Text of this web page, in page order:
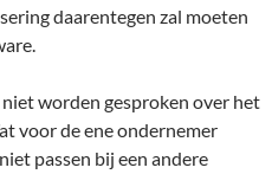
daarentegen zal moeten
worden gesproken over het
voor de ene ondernemer
passen bij een andere